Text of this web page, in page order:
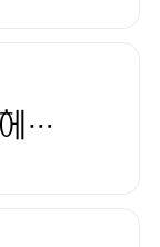
당신이 찾던 그 폰트, 헤매지 말고 바로 폰코!